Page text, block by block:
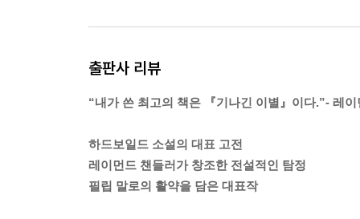
하는 대가요. 조직범죄는 조직화의 대가라고 해야
--- pp.531~532
우리는 작별 인사를 했다. 나는 택시가 안 보일 때
개 밑에 긴 갈색 머리카락 한 올이 남아 있었다. 가
프랑스인들이 그런 느낌을 잘 표현했다. 젠장, 그
출판사 리뷰
“내가 쓴 최고의 책은 『기나긴 이별』이다.”- 레
하드보일드 소설의 대표 고전
레이먼드 챈들러가 창조한 전설적인 탐정
필립 말로의 활약을 담은 대표작